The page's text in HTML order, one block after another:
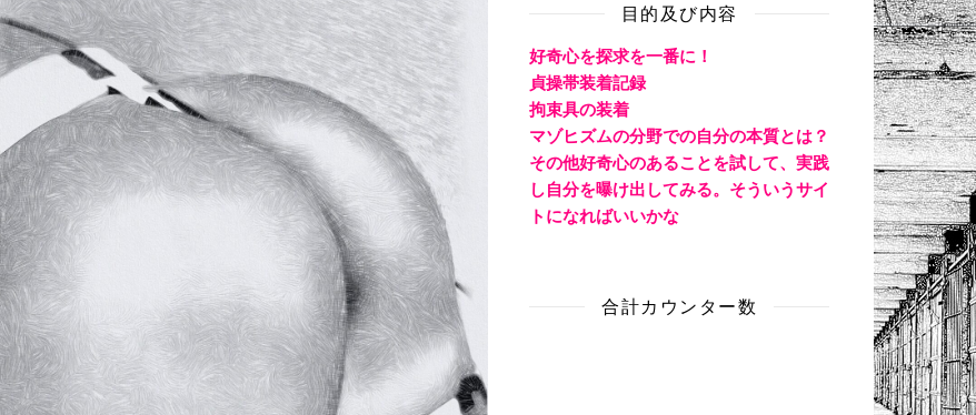
目的及び内容
好奇心を探求を一番に！
貞操帯装着記録
拘束具の装着
マゾヒズムの分野での自分の本質とは？
その他好奇心のあることを試して、実践
し自分を曝け出してみる。そういうサイ
トになればいいかな
合計カウンター数